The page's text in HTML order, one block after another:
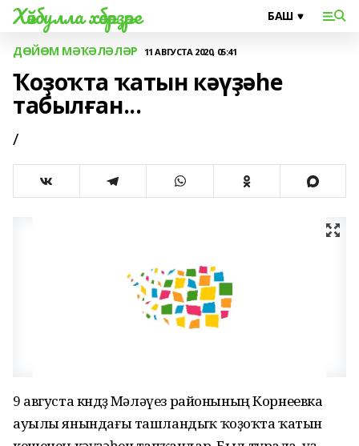
Хәйбулла хәбәрҙәре
ДӨЙӨМ МӘҠӘЛӘЛӘР 11 АВГУСТА 2020, 05:41
Ҡоҙоҡта ҡатын кәүҙәһе
табылған...
/
9 августа көндөҙ Мәләүез районының Корнеевка
ауылы янындағы ташландыҡ ҡоҙоҡта ҡатын